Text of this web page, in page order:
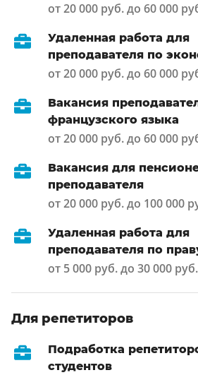
от 20 000 руб. до 60 000
Удаленная работа для
преподавателя по
от 20 000 руб. до 60 000
Вакансия
французского языка
от 20 000 руб. до 60 000
Вакансия для
преподавателя
от 20 000 руб. до 100 000
Удаленная работа для
преподавателя по
от 5 000 руб. до 30 000 руб.
Для репетиторов
Подработка
студентов